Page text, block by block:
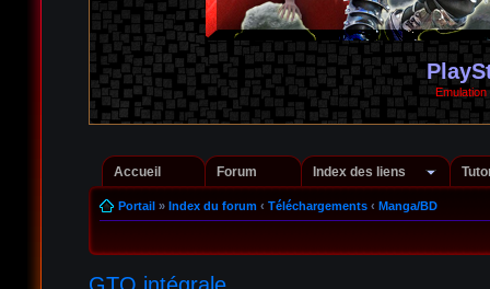
Accueil Forum Index des liens
Portail» Index du forum ‹ Téléchargements ‹ Manga/BD
GTO intégrale